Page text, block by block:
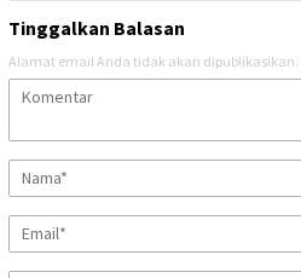
Tinggalkan Balasan
Alamat email Anda tidak akan dipublikasikan.